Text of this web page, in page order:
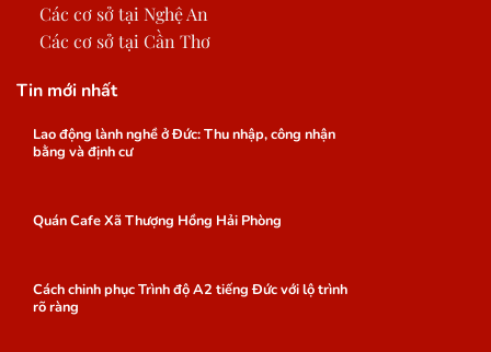
Các cơ sở tại Nghệ An
Các cơ sở tại Cần Thơ
Tin mới nhất
Lao động lành nghề ở Đức: Thu nhập, công nhận
bằng và định cư
Quán Cafe Xã Thượng Hồng Hải Phòng
Cách chinh phục Trình độ A2 tiếng Đức với lộ trình
rõ ràng